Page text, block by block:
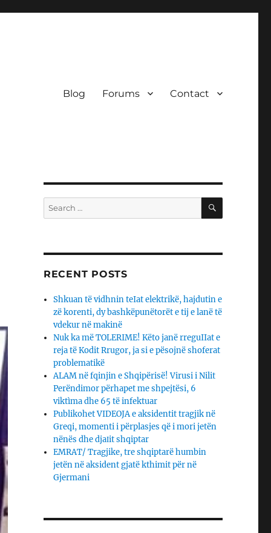
Blog Forums Contact
Search
for:
SEARCH
RECENT POSTS
Shkuan të vidhnin teIat elektrikë, hajdutin e
zë korenti, dy bashkëpunëtorët e tij e lanë të
vdekur në makinë
Nuk ka më TOLERIME! Këto janë rreguIIat e
reja të Kodit Rrugor, ja si e pësojnë shoferat
problematikë
ALAM në fqinjin e Shqipërisë! Virusi i Nilit
Perëndimor përhapet me shpejtësi, 6
viktìma dhe 65 të infektuar
Publikohet VIDEOJA e aksidentit tragjik në
Greqi, momenti i përplasjes që i mori jetën
nënës dhe djaΙit shqiptar
EMRAT/ Tragjike, tre shqiptarë humbin
jetën në aksident gjatë kthimit për në
Gjermani